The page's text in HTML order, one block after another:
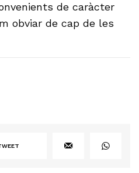
de caràcter
obviar de cap de les